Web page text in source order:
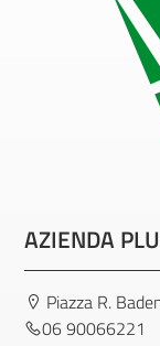
AZIENDA
Piazza R.
06 90066221